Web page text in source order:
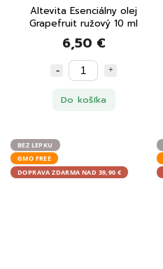
Altevita Esenciálny olej
Grapefruit ružový 10 ml
6,50 €
Do košíka
BEZ LEPKU
GMO FREE
DOPRAVA ZDARMA NAD 39,90 €